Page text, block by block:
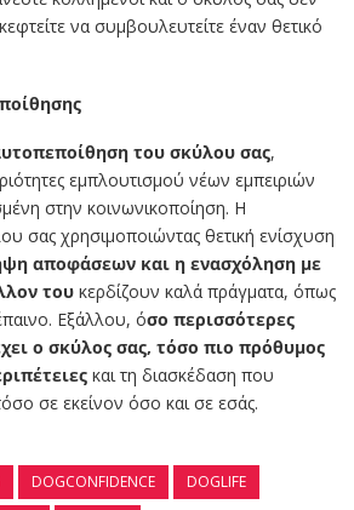
να συμβουλευτείτε έναν θετικό
του σκύλου σας,
εμπλουτισμού νέων εμπειριών
στην κοινωνικοποίηση. Η
σας χρησιμοποιώντας θετική ενίσχυση
αποφάσεων και η ενασχόληση με
του κερδίζουν καλά πράγματα, όπως
Εξάλλου, όσο περισσότερες
ο σκύλος σας, τόσο πιο πρόθυμος
και τη διασκέδαση που
σε εκείνον όσο και σε εσάς.
DOGCONFIDENCE
DOGLIFE